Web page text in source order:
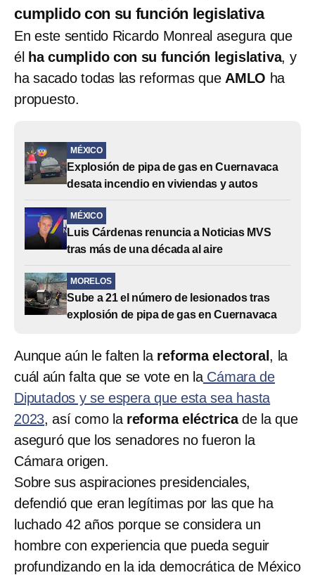
cumplido con su función legislativa
En este sentido Ricardo Monreal asegura que
él ha cumplido con su función legislativa, y
ha sacado todas las reformas que AMLO ha
propuesto.
MÉXICO
Explosión de pipa de gas en Cuernavaca
desata incendio en viviendas y autos
MÉXICO
Luis Cárdenas renuncia a Noticias MVS
tras más de una década al aire
MORELOS
Sube a 21 el número de lesionados tras
explosión de pipa de gas en Cuernavaca
Aunque aún le falten la reforma electoral , la
cuál aún falta que se vote en laCámara de
Diputados y se espera que esta sea hasta
2023, así como la reforma eléctricade la que
aseguró que los senadores no fueron la
Cámara origen.
Sobre sus aspiraciones presidenciales,
defendió que eran legítimas por las que ha
luchado 42 años porque se considera un
hombre con experiencia que pueda seguir
profundizando en la ida democrática de México